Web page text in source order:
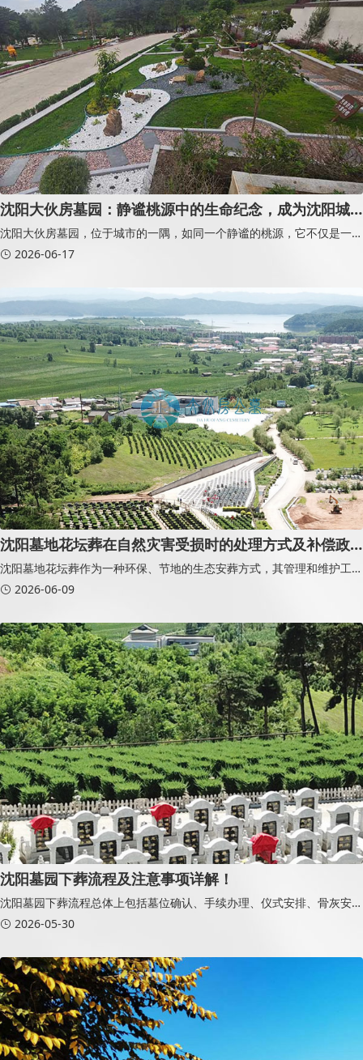
沈阳大伙房墓园：静谧桃源中的生命纪念，成为沈阳城
市新地标
沈阳大伙房墓园，位于城市的一隅，如同一个静谧的桃源，它不仅是一个
生命的终点，更是一个充满生机与人文关怀的纪念之地
2026-06-17
沈阳墓地花坛葬在自然灾害受损时的处理方式及补偿政
策
沈阳墓地花坛葬作为一种环保、节地的生态安葬方式，其管理和维护工作
通常由墓园统一负责。在遭遇暴雨、洪水、大风等自然灾害时，正规墓园
2026-06-09
沈阳墓园下葬流程及注意事项详解！
沈阳墓园下葬流程总体上包括墓位确认、手续办理、仪式安排、骨灰安放
以及后续祭扫管理等多个环节。提前了解相关流程和注意事项，不仅能够
满。
2026-05-30